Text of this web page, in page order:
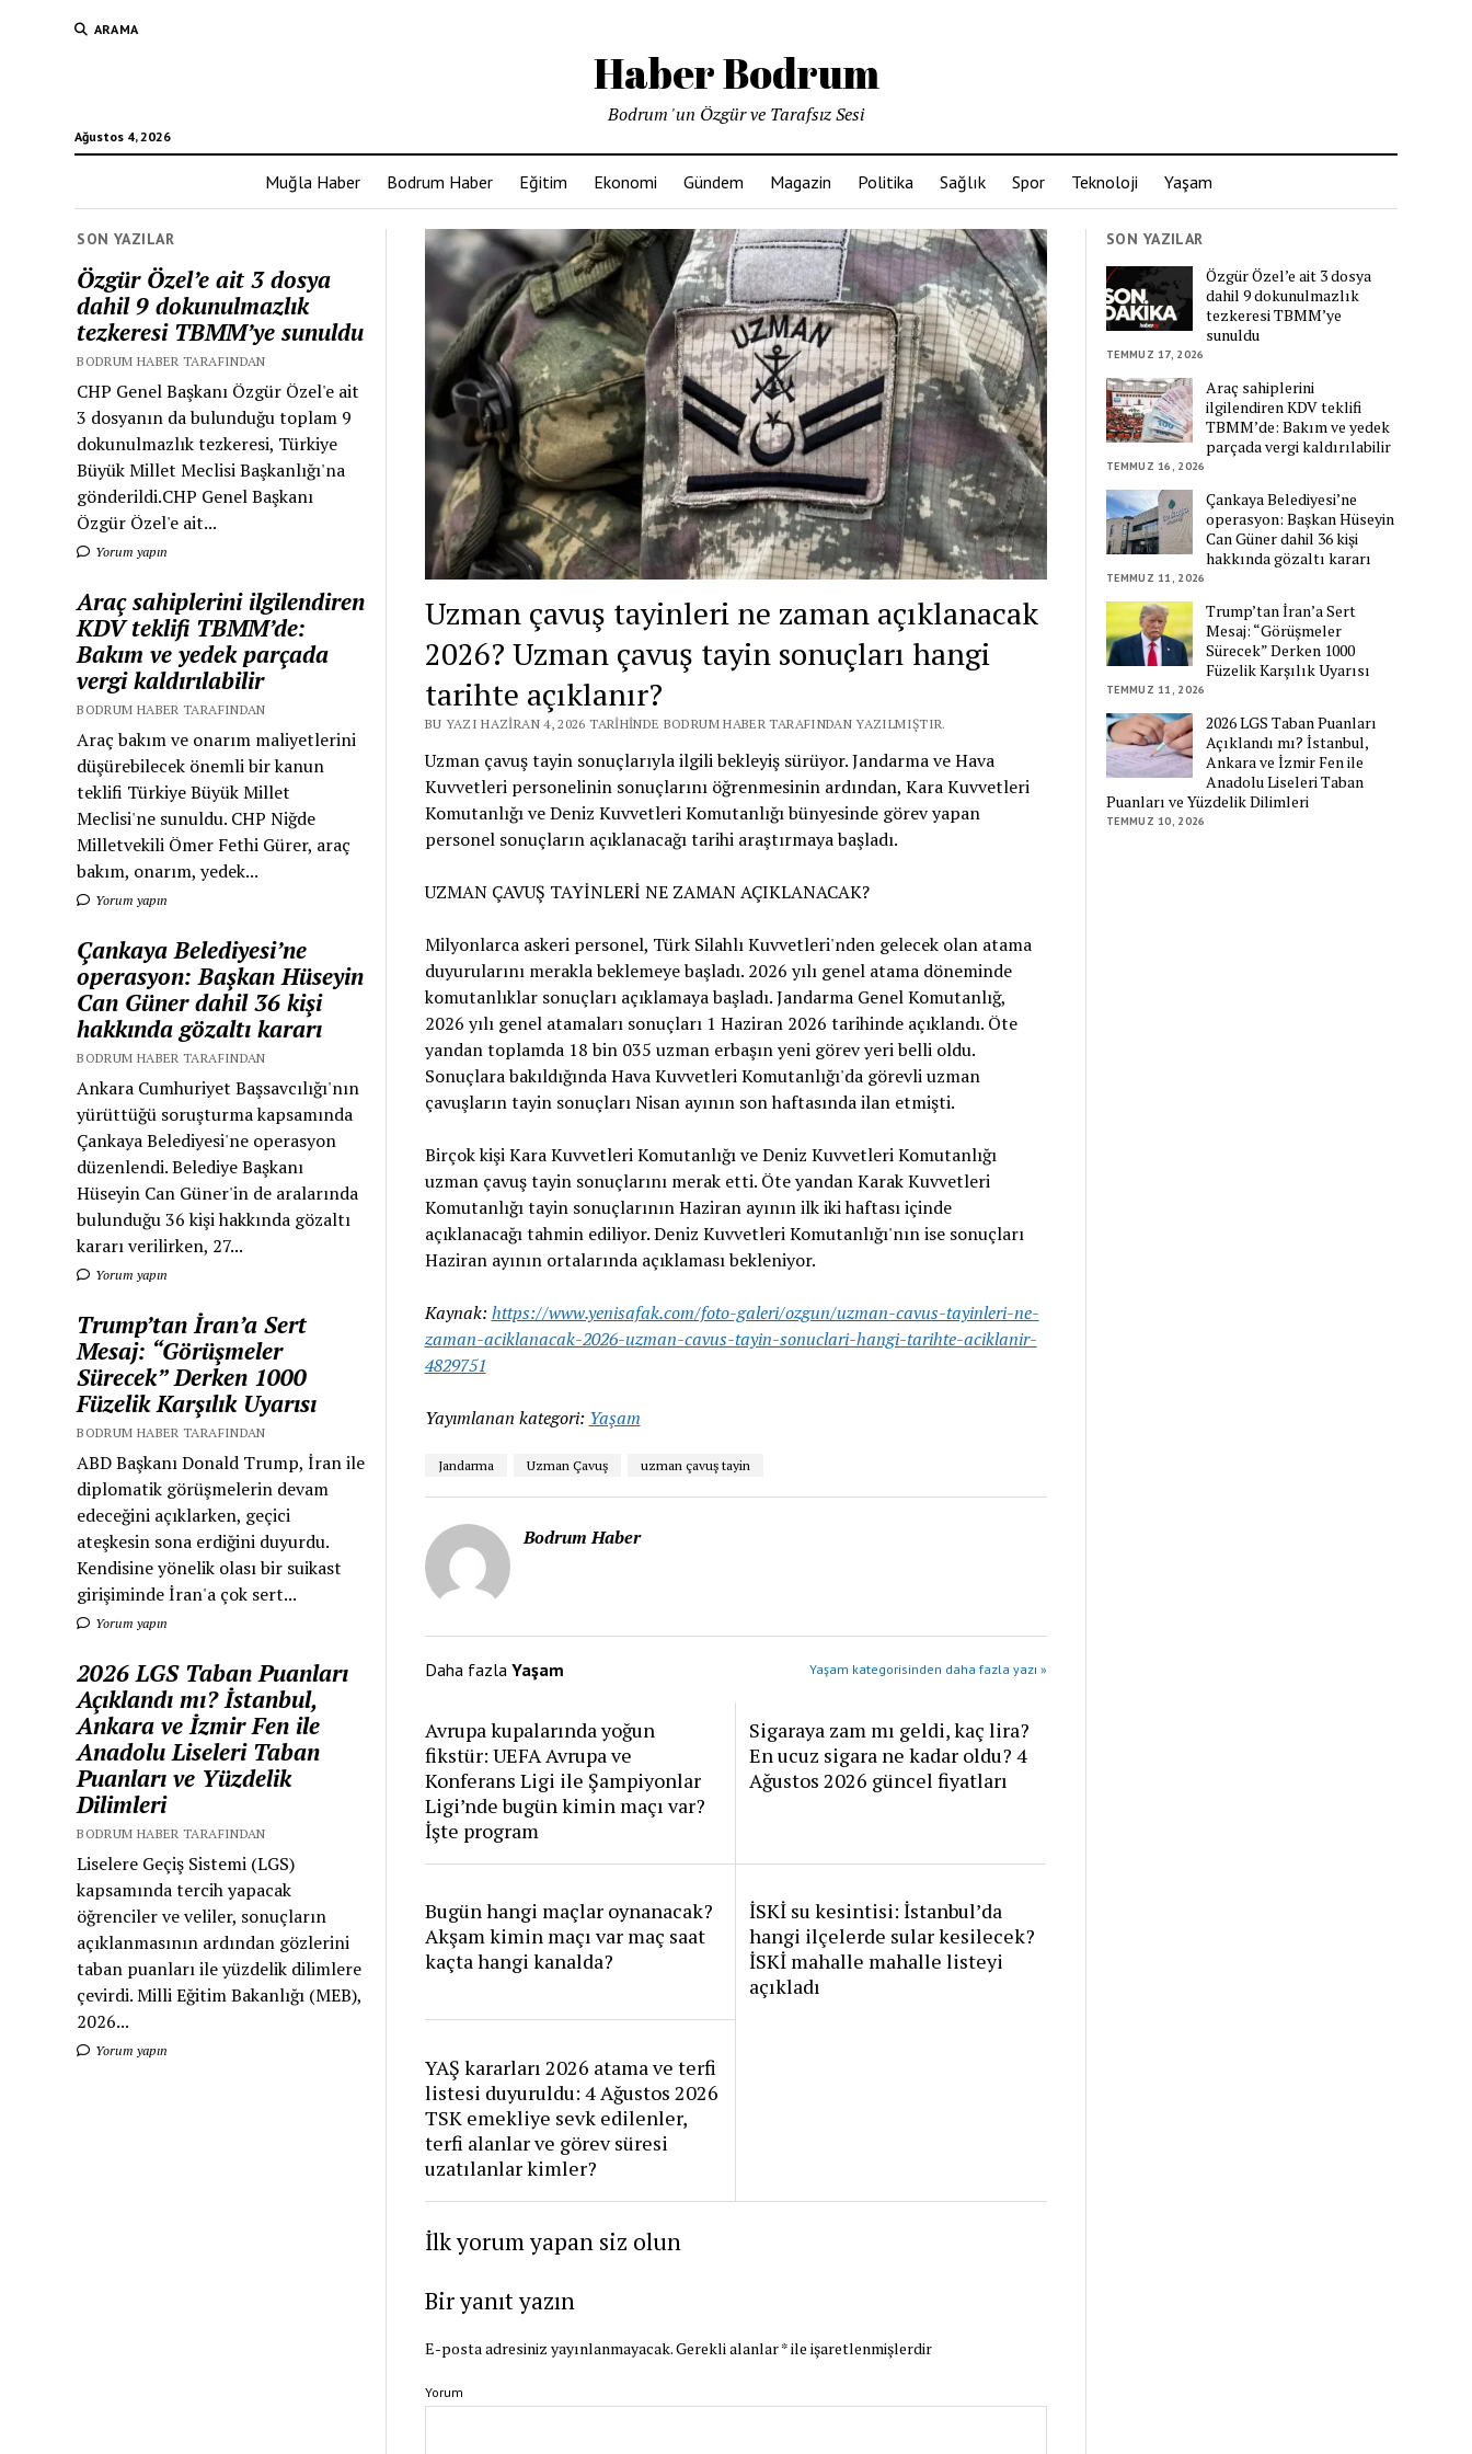
ARAMA
Haber Bodrum
Ağustos 4, 2026
Bodrum 'un Özgür ve Tarafsız Sesi
Muğla Haber Bodrum Haber Eğitim Ekonomi Gündem Magazin Politika Sağlık Spor Teknoloji Yaşam
SON YAZILAR
Özgür Özel’e ait 3 dosya
dahil 9 dokunulmazlık
tezkeresi TBMM’ye sunuldu
BODRUM HABER TARAFINDAN
CHP Genel Başkanı Özgür Özel'e ait
3 dosyanın da bulunduğu toplam 9
dokunulmazlık tezkeresi, Türkiye
Büyük Millet Meclisi Başkanlığı'na
gönderildi.CHP Genel Başkanı
Özgür Özel'e ait...
Yorum yapın
Araç sahiplerini ilgilendiren
KDV teklifi TBMM’de:
Bakım ve yedek parçada
vergi kaldırılabilir
BODRUM HABER TARAFINDAN
Araç bakım ve onarım maliyetlerini
düşürebilecek önemli bir kanun
teklifi Türkiye Büyük Millet
Meclisi'ne sunuldu. CHP Niğde
Milletvekili Ömer Fethi Gürer, araç
bakım, onarım, yedek...
Yorum yapın
Çankaya Belediyesi’ne
operasyon: Başkan Hüseyin
Can Güner dahil 36 kişi
hakkında gözaltı kararı
BODRUM HABER TARAFINDAN
Ankara Cumhuriyet Başsavcılığı'nın
yürüttüğü soruşturma kapsamında
Çankaya Belediyesi'ne operasyon
düzenlendi. Belediye Başkanı
Hüseyin Can Güner'in de aralarında
bulunduğu 36 kişi hakkında gözaltı
kararı verilirken, 27...
Yorum yapın
Trump’tan İran’a Sert
Mesaj: “Görüşmeler
Sürecek” Derken 1000
Füzelik Karşılık Uyarısı
BODRUM HABER TARAFINDAN
ABD Başkanı Donald Trump, İran ile
diplomatik görüşmelerin devam
edeceğini açıklarken, geçici
ateşkesin sona erdiğini duyurdu.
Kendisine yönelik olası bir suikast
girişiminde İran'a çok sert...
Yorum yapın
2026 LGS Taban Puanları
Açıklandı mı? İstanbul,
Ankara ve İzmir Fen ile
Anadolu Liseleri Taban
Puanları ve Yüzdelik
Dilimleri
BODRUM HABER TARAFINDAN
Liselere Geçiş Sistemi (LGS)
kapsamında tercih yapacak
öğrenciler ve veliler, sonuçların
açıklanmasının ardından gözlerini
taban puanları ile yüzdelik dilimlere
çevirdi. Milli Eğitim Bakanlığı (MEB),
2026...
Yorum yapın
Uzman çavuş tayinleri ne zaman açıklanacak
2026? Uzman çavuş tayin sonuçları hangi
tarihte açıklanır?
BU YAZI HAZIRAN 4, 2026 TARIHINDE BODRUM HABER TARAFINDAN YAZILMIŞTIR.
Uzman çavuş tayin sonuçlarıyla ilgili bekleyiş sürüyor. Jandarma ve Hava
Kuvvetleri personelinin sonuçlarını öğrenmesinin ardından, Kara Kuvvetleri
Komutanlığı ve Deniz Kuvvetleri Komutanlığı bünyesinde görev yapan
personel sonuçların açıklanacağı tarihi araştırmaya başladı.
UZMAN ÇAVUŞ TAYİNLERİ NE ZAMAN AÇIKLANACAK?
Milyonlarca askeri personel, Türk Silahlı Kuvvetleri'nden gelecek olan atama
duyurularını merakla beklemeye başladı. 2026 yılı genel atama döneminde
komutanlıklar sonuçları açıklamaya başladı. Jandarma Genel Komutanlığ,
2026 yılı genel atamaları sonuçları 1 Haziran 2026 tarihinde açıklandı. Öte
yandan toplamda 18 bin 035 uzman erbaşın yeni görev yeri belli oldu.
Sonuçlara bakıldığında Hava Kuvvetleri Komutanlığı'da görevli uzman
çavuşların tayin sonuçları Nisan ayının son haftasında ilan etmişti.
Birçok kişi Kara Kuvvetleri Komutanlığı ve Deniz Kuvvetleri Komutanlığı
uzman çavuş tayin sonuçlarını merak etti. Öte yandan Karak Kuvvetleri
Komutanlığı tayin sonuçlarının Haziran ayının ilk iki haftası içinde
açıklanacağı tahmin ediliyor. Deniz Kuvvetleri Komutanlığı'nın ise sonuçları
Haziran ayının ortalarında açıklaması bekleniyor.
Kaynak: https://www.yenisafak.com/foto-galeri/ozgun/uzman-cavus-tayinleri-ne-
zaman-aciklanacak-2026-uzman-cavus-tayin-sonuclari-hangi-tarihte-aciklanir-
4829751
Yayımlanan kategori: Yaşam
Jandarma Uzman Çavuş uzman çavuş tayin
Bodrum Haber
Daha fazla Yaşam Yaşam kategorisinden daha fazla yazı »
Avrupa kupalarında yoğun
fikstür: UEFA Avrupa ve
Konferans Ligi ile Şampiyonlar
Ligi’nde bugün kimin maçı var?
İşte program
Sigaraya zam mı geldi, kaç lira?
En ucuz sigara ne kadar oldu? 4
Ağustos 2026 güncel fiyatları
Bugün hangi maçlar oynanacak?
Akşam kimin maçı var maç saat
kaçta hangi kanalda?
İSKİ su kesintisi: İstanbul’da
hangi ilçelerde sular kesilecek?
İSKİ mahalle mahalle listeyi
açıkladı
YAŞ kararları 2026 atama ve terfi
listesi duyuruldu: 4 Ağustos 2026
TSK emekliye sevk edilenler,
terfi alanlar ve görev süresi
uzatılanlar kimler?
İlk yorum yapan siz olun
Bir yanıt yazın
E-posta adresiniz yayınlanmayacak.Gerekli alanlar*ile işaretlenmişlerdir
Yorum
SON YAZILAR
Özgür Özel’e ait 3 dosya
dahil 9 dokunulmazlık
tezkeresi TBMM’ye
sunuldu
TEMMUZ 17, 2026
Araç sahiplerini
ilgilendiren KDV teklifi
TBMM’de: Bakım ve yedek
parçada vergi kaldırılabilir
TEMMUZ 16, 2026
Çankaya Belediyesi’ne
operasyon: Başkan Hüseyin
Can Güner dahil 36 kişi
hakkında gözaltı kararı
TEMMUZ 11, 2026
Trump’tan İran’a Sert
Mesaj: “Görüşmeler
Sürecek” Derken 1000
Füzelik Karşılık Uyarısı
TEMMUZ 11, 2026
2026 LGS Taban Puanları
Açıklandı mı? İstanbul,
Ankara ve İzmir Fen ile
Anadolu Liseleri Taban
Puanları ve Yüzdelik Dilimleri
TEMMUZ 10, 2026